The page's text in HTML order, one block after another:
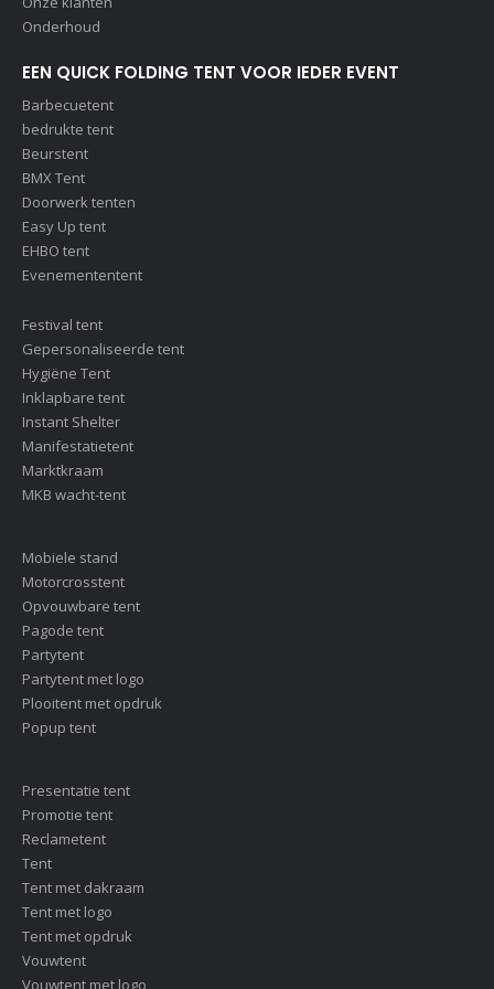
Onderhoud
EEN QUICK FOLDING TENT VOOR IEDER EVENT
Barbecuetent
bedrukte tent
Beurstent
BMX Tent
Doorwerk tenten
Easy Up tent
EHBO tent
Evenemententent
Festival tent
Gepersonaliseerde tent
Hygiëne Tent
Inklapbare tent
Instant Shelter
Manifestatietent
Marktkraam
MKB wacht-tent
Mobiele stand
Motorcrosstent
Opvouwbare tent
Pagode tent
Partytent
Partytent met logo
Plooitent met opdruk
Popup tent
Presentatie tent
Promotie tent
Reclametent
Tent
Tent met dakraam
Tent met logo
Tent met opdruk
Vouwtent
Vouwtent met logo